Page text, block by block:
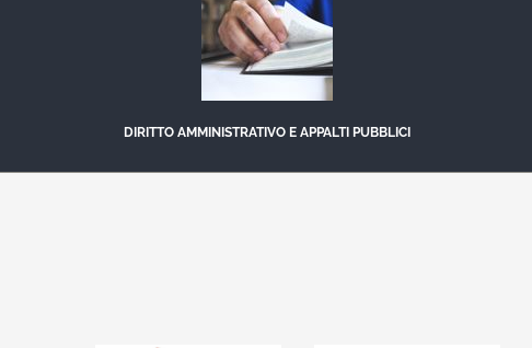
DIRITTO AMMINISTRATIVO E APPALTI PUBBLICI